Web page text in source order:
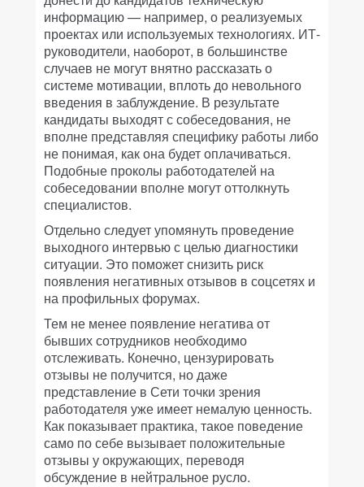
информацию — например, о реализуемых
проектах или используемых технологиях. ИТ-
руководители, наоборот, в большинстве
случаев не могут внятно рассказать о
системе мотивации, вплоть до невольного
введения в заблуждение. В результате
кандидаты выходят с собеседования, не
вполне представляя специфику работы либо
не понимая, как она будет оплачиваться.
Подобные проколы работодателей на
собеседовании вполне могут оттолкнуть
специалистов.
Отдельно следует упомянуть проведение
выходного интервью с целью диагностики
ситуации. Это поможет снизить риск
появления негативных отзывов в соцсетях и
на профильных форумах.
Тем не менее появление негатива от
бывших сотрудников необходимо
отслеживать. Конечно, цензурировать
отзывы не получится, но даже
представление в Сети точки зрения
работодателя уже имеет немалую ценность.
Как показывает практика, такое поведение
само по себе вызывает положительные
отзывы у окружающих, переводя
обсуждение в нейтральное русло.